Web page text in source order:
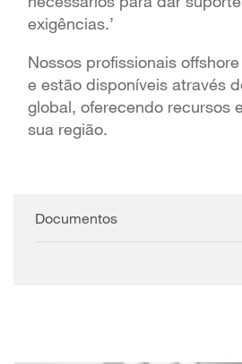
exigências.’
Nossos profissionais
e estão disponíveis através
global, oferecendo recursos
sua região.
Documentos